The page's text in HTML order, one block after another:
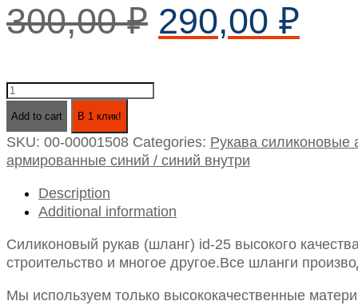
300,00₽ 290,00 ₽
Add to cart В 1 клик!
SKU: 00-00001508 Categories: Рукава силиконовые
армированные синий / синий внутри
Description
Additional information
Силиконовый рукав (шланг) id-25 высокого
строительство и многое другое.Все шланги
Мы используем только высококачественные